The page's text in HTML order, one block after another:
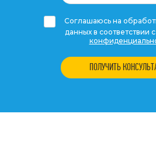
Соглашаюсь на
данных в соответствии с
ПОЛУЧИТЬ